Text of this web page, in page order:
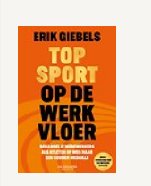
Bekijk alle boeken
Bijlage 2:
Bijlage 3: Health
Index